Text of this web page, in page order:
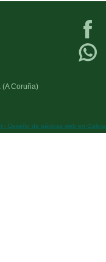
(A Coruña)
- Deseño de páxinas web en Galicia